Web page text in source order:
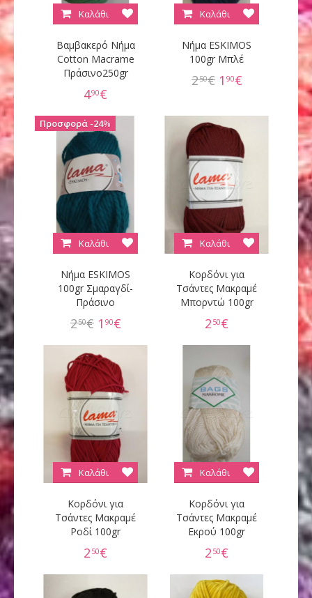
Βαμβακερό Νήμα
Cotton Macrame
Πράσινο250gr
490€
Καλάθι
Νήμα ESKIMOS
100gr Μπλέ
250€ 1 90€
Καλάθι
Νήμα ESKIMOS
100gr Σμαραγδί-
Πράσινο
250€ 1 90€
Καλάθι
24%
Κορδόνι για
Τσάντες Μακραμέ
Μπορντώ 100gr
2 50€
Καλάθι
Κορδόνι για
Τσάντες Μακραμέ
Ροδί 100gr
2 50€
Καλάθι
Κορδόνι για
Τσάντες Μακραμέ
Εκρού 100gr
2 50€
Καλάθι